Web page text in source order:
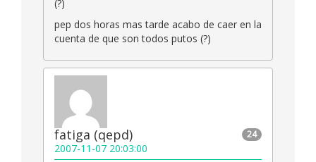
(?)
pep dos horas mas tarde acabo de caer en la
cuenta de que son todos putos (?)
24
fatiga (qepd)
2007-11-07 20:03:00